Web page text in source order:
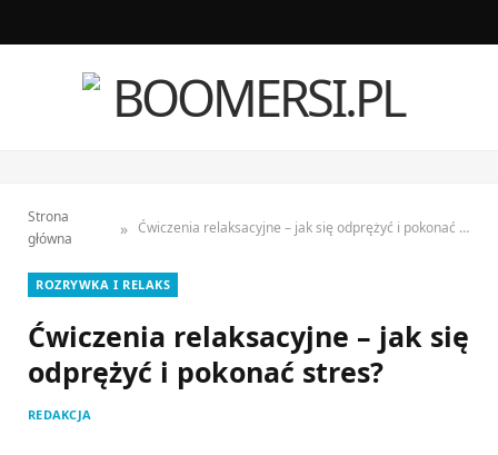
F
b
I
a
Strona
główna
» Ćwiczenia relaksacyjne – jak się odprężyć i pokonać stres?
ROZRYWKA I RELAKS
Ćwiczenia relaksacyjne – jak się
odprężyć i pokonać stres?
REDAKCJA